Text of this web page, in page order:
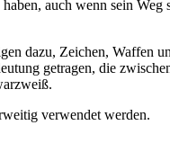
auch wenn sein Weg
dazu, Zeichen, Waffen
getragen, die
verwendet werden.